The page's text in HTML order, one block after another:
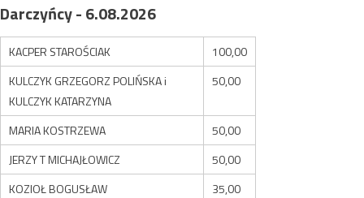
Darczyńcy - 6.08.2026
KACPER STAROŚCIAK
100,00
KULCZYK GRZEGORZ POLIŃSKA i
KULCZYK KATARZYNA
50,00
MARIA KOSTRZEWA
50,00
JERZY T MICHAJŁOWICZ
50,00
KOZIOŁ BOGUSŁAW
35,00